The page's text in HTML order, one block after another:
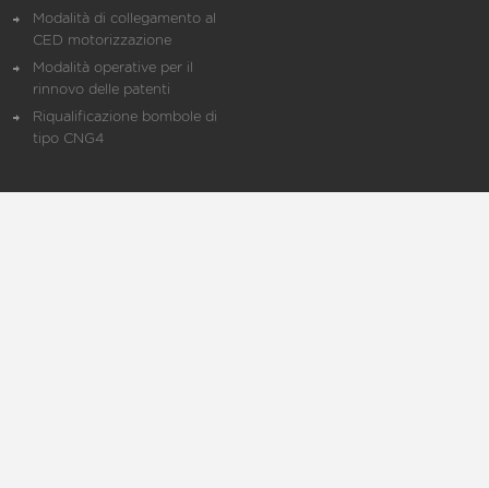
Modalità di collegamento al
CED motorizzazione
Modalità operative per il
rinnovo delle patenti
Riqualificazione bombole di
tipo CNG4